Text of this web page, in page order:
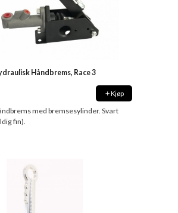
Håndbrems, Race 3
Kjøp
med bremsesylinder. Svart
fin).